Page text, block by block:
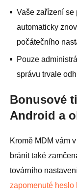
Vaše zařízení se
automaticky
počátečního
Pouze
správu trvale
Bonusové
Android a
Kromě MDM vám
bránit také
továrního
zapomenuté heslo